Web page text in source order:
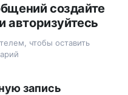
создайте
авторизуйтесь
чтобы оставить
запись